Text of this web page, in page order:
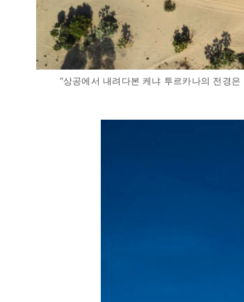
“상공에서 내려다본 케냐 투르카나의 전경